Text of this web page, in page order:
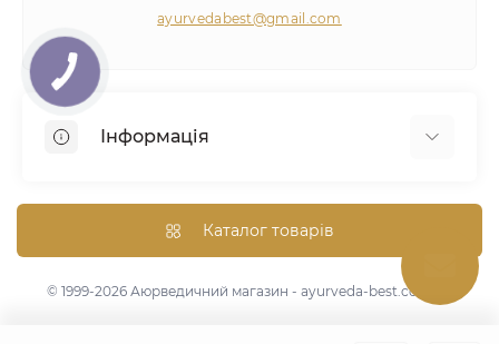
ayurvedabest@gmail.com
Інформація
Аюрведична консультація
Оптом/Знижки
Карта сайту
Каталог товарів
© 1999-2026 Аюрведичний магазин - ayurveda-best.com.ua